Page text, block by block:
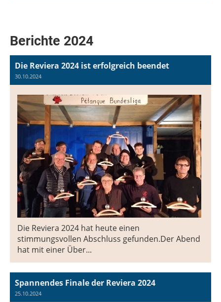
Berichte 2024
Die Reviera 2024 ist erfolgreich beendet
30.10.2024
Die Reviera 2024 hat heute einen
stimmungsvollen Abschluss gefunden.Der Abend
hat mit einer Über...
Spannendes Finale der Reviera 2024
25.10.2024